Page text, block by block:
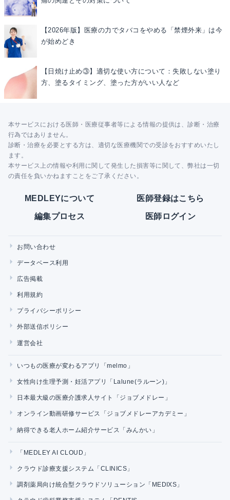
【2026年版】医療の力でタバコをやめる「禁煙外来」は今
が始めどき
【日焼け止め③】適切な使い方について：失敗しない塗り
方、塗るタイミング、塗った方がいい人など
本サービスにおける医師・医療従事者等による情報の提供は、診断・治療
行為ではありません。
診断・治療を必要とする方は、適切な医療機関での受診をおすすめいたし
ます。
本サービス上の情報や利用に関して発生した損害等に関して、弊社は一切
の責任を負いかねますことをご了承ください。
MEDLEYについて 医師登録はこちら
編集プロセス 医師ログイン
お問い合わせ
データベース利用
広告掲載
利用規約
プライバシーポリシー
外部送信ポリシー
運営会社
いつもの医療が変わるアプリ「melmo」
女性向け生理予測・妊活アプリ「Lalune(ラルーン)」
日本最大級の医療介護求人サイト「ジョブメドレー」
オンライン動画研修サービス「ジョブメドレーアカデミー」
納得できる老人ホーム紹介サービス「みんかい」
「MEDLEY AI CLOUD」
クラウド診療支援システム「CLINICS」
調剤薬局向け統合型クラウドソリューション「MEDIXS」